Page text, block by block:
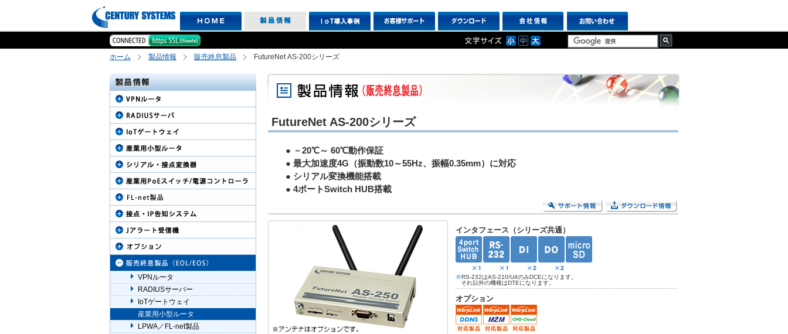
ホーム 製品情報 販売終息製品 FutureNet AS-200シリーズ
FutureNet AS-200シリーズ
● －20℃～ 60℃動作保証
● 最大加速度4G（振動数10～55Hz、振幅0.35mm）に対応
● シリアル変換機能搭載
● 4ポートSwitch HUB搭載
インタフェース（シリーズ共通）
※RS-232はAS-210/U4のみDCEになります。
それ以外の機種はDTEになります。
オプション
VPNルータ
RADIUSサーバー
IoTゲートウェイ
産業用小型ルータ
LPWA／FL-net製品